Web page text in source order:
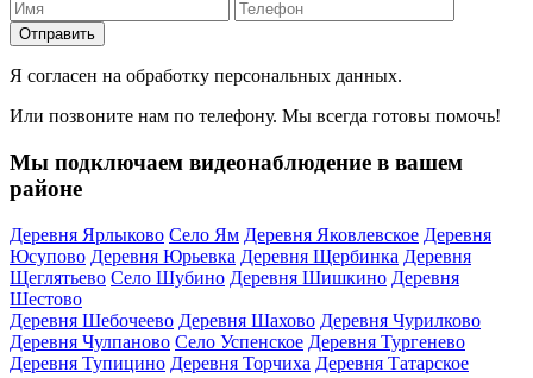
Отправить
Я согласен на обработку персональных данных.
Или позвоните нам по телефону. Мы всегда готовы помочь!
Мы подключаем видеонаблюдение в вашем
районе
Деревня Ярлыково Село Ям Деревня Яковлевское Деревня
Юсупово Деревня Юрьевка Деревня Щербинка Деревня
Щеглятьево Село Шубино Деревня Шишкино Деревня
Шестово
Деревня Шебочеево Деревня Шахово Деревня Чурилково
Деревня Чулпаново Село Успенское Деревня Тургенево
Деревня Тупицино Деревня Торчиха Деревня Татарское